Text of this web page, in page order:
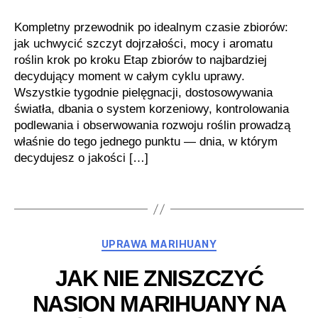
Kompletny przewodnik po idealnym czasie zbiorów:
jak uchwycić szczyt dojrzałości, mocy i aromatu
roślin krok po kroku Etap zbiorów to najbardziej
decydujący moment w całym cyklu uprawy.
Wszystkie tygodnie pielęgnacji, dostosowywania
światła, dbania o system korzeniowy, kontrolowania
podlewania i obserwowania rozwoju roślin prowadzą
właśnie do tego jednego punktu — dnia, w którym
decydujesz o jakości […]
Kategorie
UPRAWA MARIHUANY
JAK NIE ZNISZCZYĆ
NASION MARIHUANY NA